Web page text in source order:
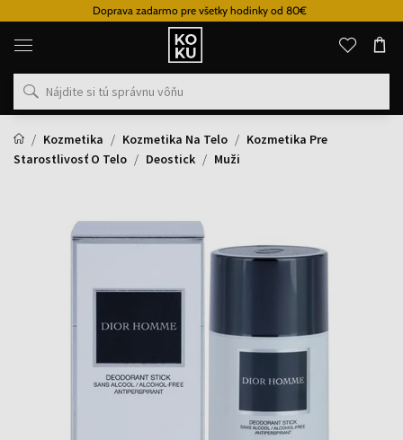
Doprava zadarmo pre všetky hodinky od 80€
Originálne
parfémy
hodinky
na
mieste
Kozmetika
Kozmetika Na Telo
Kozmetika Pre
Starostlivosť O Telo
Deostick Muži